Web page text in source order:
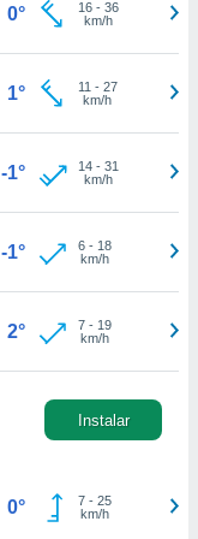
0° 16- 36
km/h
1° 11 - 27
km/h
-1° 14- 31
km/h
-1° 6- 18
km/h
2° 7- 19
km/h
Instalar
0° 7- 25
km/h